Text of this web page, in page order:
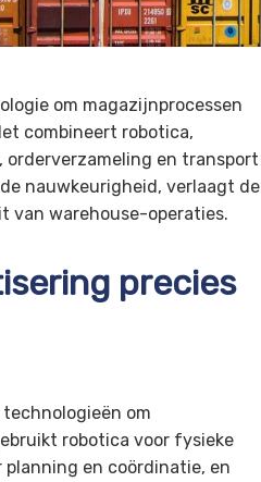
om magazijnprocessen
combineert robotica,
orderverzameling en transport
nauwkeurigheid, verlaagt de
van warehouse-operaties.
precies
om
robotica voor fysieke
planning en coördinatie, en